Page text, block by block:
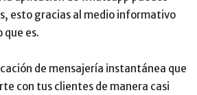
esto gracias al medio informativo
es.
de mensajería instantánea que
con tus clientes de manera casi